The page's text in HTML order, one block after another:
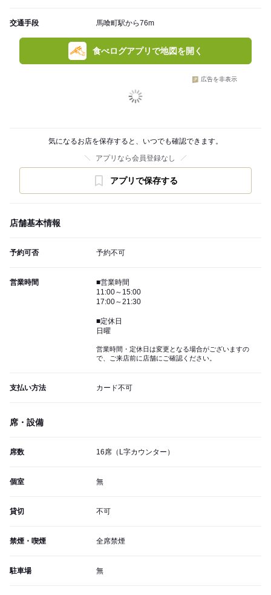
交通手段 馬喰町駅から76m
食べログアプリで地図を開く
広告を非表示
気になるお店を保存すると、いつでも確認できます。
アプリなら会員登録なし
アプリで保存する
店舗基本情報
予約可否 予約不可
営業時間
■営業時間
11:00～15:00
17:00～21:30
■定休日
日曜
営業時間・定休日は変更となる場合がございますの
で、ご来店前に店舗にご確認ください。
支払い方法 カード不可
席・設備
席数 16席（L字カウンター）
個室 無
貸切 不可
禁煙・喫煙 全席禁煙
駐車場 無